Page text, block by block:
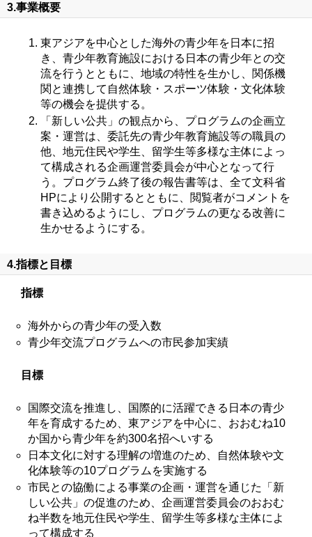
3.事業概要
東アジアを中心とした海外の青少年を日本に招
き、青少年教育施設における日本の青少年との交
流を行うとともに、地域の特性を生かし、関係機
関と連携して自然体験・スポーツ体験・文化体験
等の機会を提供する。
「新しい公共」の観点から、プログラムの企画立
案・運営は、委託先の青少年教育施設等の職員の
他、地元住民や学生、留学生等多様な主体によっ
て構成される企画運営委員会が中心となって行
う。プログラム終了後の報告書等は、全て文科省
HPにより公開するとともに、閲覧者がコメントを
書き込めるようにし、プログラムの更なる改善に
生かせるようにする。
4.指標と目標
指標
海外からの青少年の受入数
青少年交流プログラムへの市民参加実績
目標
国際交流を推進し、国際的に活躍できる日本の青少
年を育成するため、東アジアを中心に、おおむね10
か国から青少年を約300名招へいする
日本文化に対する理解の増進のため、自然体験や文
化体験等の10プログラムを実施する
市民との協働による事業の企画・運営を通じた「新
しい公共」の促進のため、企画運営委員会のおおむ
ね半数を地元住民や学生、留学生等多様な主体によ
って構成する